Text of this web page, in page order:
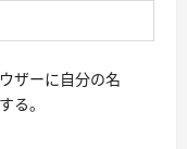
ザーに自分の名
る。